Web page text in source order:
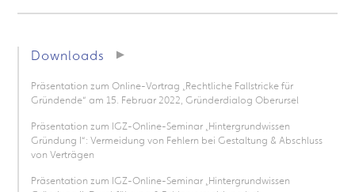
Downloads
Präsentation zum Online-Vortrag „Rechtliche Fallstricke für
Gründende“ am 15. Februar 2022, Gründerdialog Oberursel
Präsentation zum IGZ-Online-Seminar „Hintergrundwissen
Gründung I“: Vermeidung von Fehlern bei Gestaltung & Abschluss
von Verträgen
Präsentation zum IGZ-Online-Seminar „Hintergrundwissen